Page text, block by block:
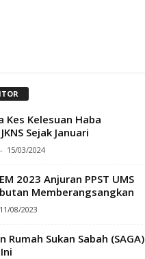
Kes Kelesuan Haba
Sejak Januari
- 15/03/2024
2023 Anjuran PPST UMS
Memberangsangkan
11/08/2023
Rumah Sukan Sabah (SAGA)